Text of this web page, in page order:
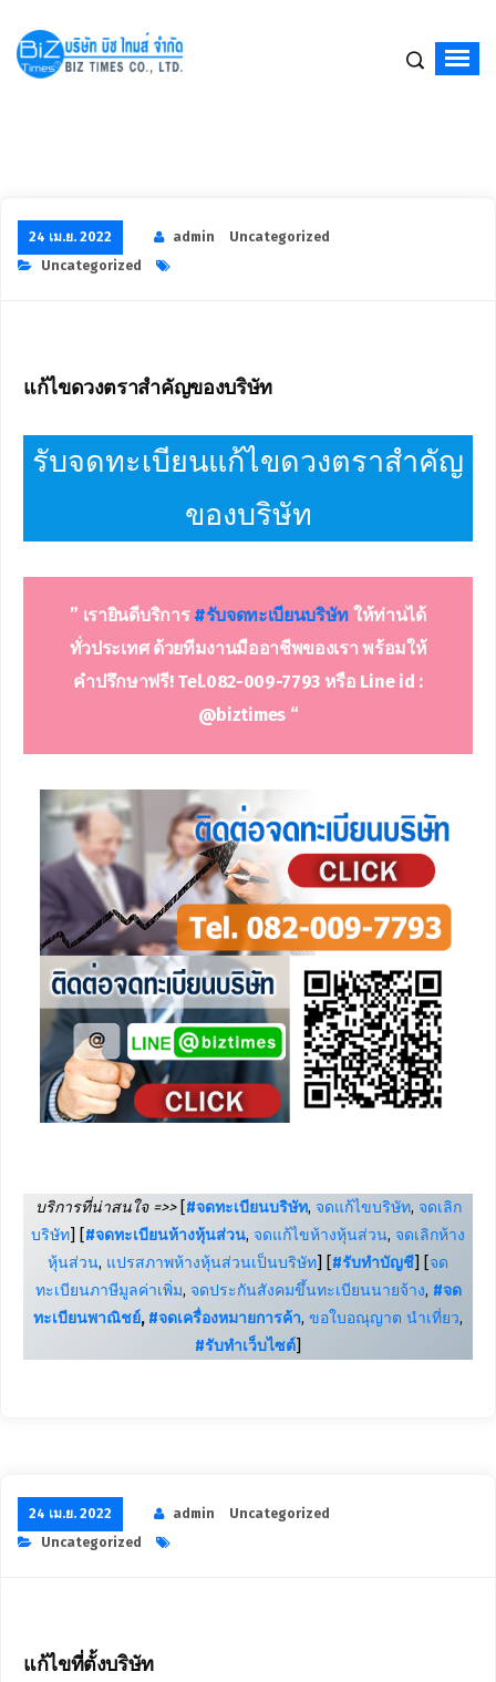
24 เม.ย. 2022 admin
Uncategorized
Uncategorized
แก้ไขดวงตราสำคัญของบริษัท
รับจดทะเบียนแก้ไขดวงตราสำคัญ
ของบริษัท
” เรายินดีบริการ #รับจดทะเบียนบริษัท ให้ท่านได้
ทั่วประเทศ ด้วยทีมงานมืออาชีพของเรา พร้อมให้
คำปรึกษาฟรี! Tel.082-009-7793 หรือ Line id :
@biztimes “
บริการที่น่าสนใจ =>>[#จดทะเบียนบริษัท, จดแก้ไขบริษัท, จดเลิก
บริษัท] [#จดทะเบียนห้างหุ้นส่วน, จดแก้ไขห้างหุ้นส่วน, จดเลิกห้าง
หุ้นส่วน, แปรสภาพห้างหุ้นส่วนเป็นบริษัท] [#รับทำบัญชี] [จด
ทะเบียนภาษีมูลค่าเพิ่ม, จดประกันสังคมขึ้นทะเบียนนายจ้าง, #จด
ทะเบียนพาณิชย์, #จดเครื่องหมายการค้า, ขอใบอณุญาต นำเที่ยว,
#รับทำเว็บไซต์]
24 เม.ย. 2022 admin
Uncategorized
Uncategorized
แก้ไขที่ตั้งบริษัท